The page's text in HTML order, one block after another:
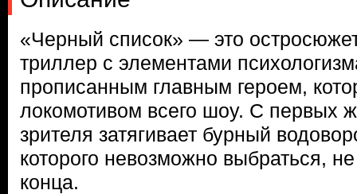
«Черный список» — это
триллер с элементами
прописанным главным героем,
локомотивом всего шоу. С первых
зрителя затягивает бурный
которого невозможно выбраться,
конца.